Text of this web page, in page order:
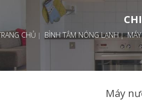
CHỦ BÌNH TẮM NÓNG LẠNH MÁY
Máy